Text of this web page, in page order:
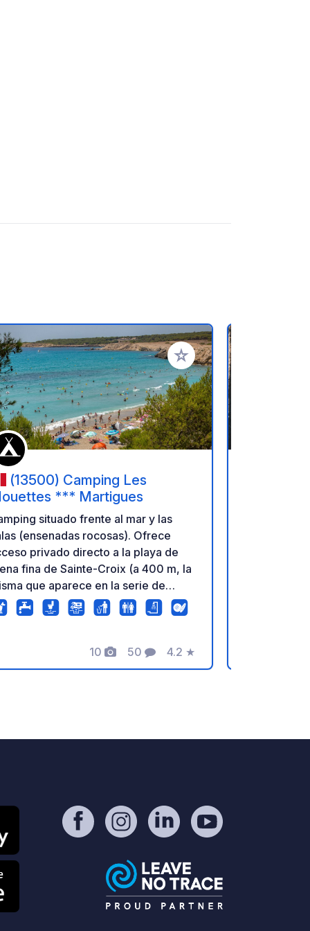
Añadir a tus favoritos
(13500) Camping Les
*** Martigues
situado frente al mar y las
(ensenadas rocosas). Ofrece
privado directo a la playa de
fina de Sainte-Croix (a 400 m, la
que aparece en la serie de
Camping Paradis) y al puerto
Les Tamaris (a 200 m). Entre las
ciclismo, bar,
pizzería, parque infantil,
necesario presentar el certificado
al llegar. No se admiten
considerados peligrosos, de
1 y 2, perros grandes ni
razas.
10
Fotos
50
Comentarios
4.2
Calificación
★